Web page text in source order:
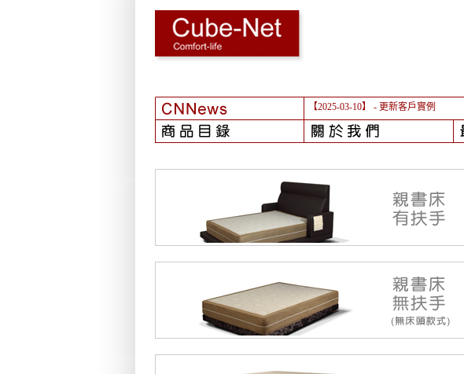
【2025-03-10】 - 更新客戶實例